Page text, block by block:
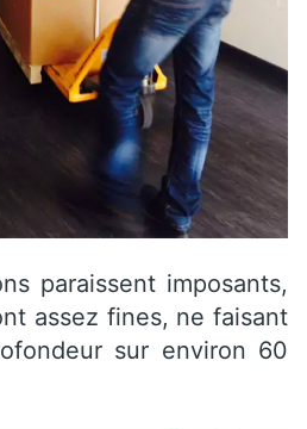
paraissent imposants,
assez fines, ne faisant
sur environ 60